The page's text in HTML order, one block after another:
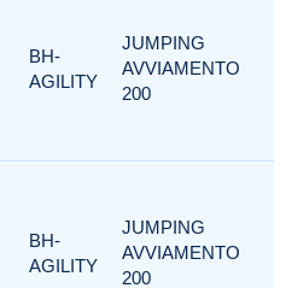
BH-
AGILITY
JUMPING
AVVIAMENTO
200
BH-
AGILITY
JUMPING
AVVIAMENTO
200